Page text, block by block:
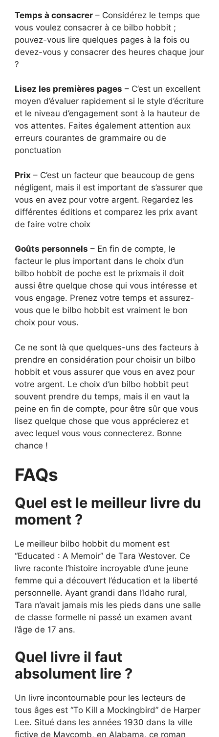
Temps à consacrer – Considérez le temps que
vous voulez consacrer à ce bilbo hobbit ;
pouvez-vous lire quelques pages à la fois ou
devez-vous y consacrer des heures chaque jour
?
Lisez les premières pages – C’est un excellent
moyen d’évaluer rapidement si le style d’écriture
et le niveau d’engagement sont à la hauteur de
vos attentes. Faites également attention aux
erreurs courantes de grammaire ou de
ponctuation
Prix – C’est un facteur que beaucoup de gens
négligent, mais il est important de s’assurer que
vous en avez pour votre argent. Regardez les
différentes éditions et comparez les prix avant
de faire votre choix
Goûts personnels – En fin de compte, le
facteur le plus important dans le choix d’un
bilbo hobbit de poche est le prixmais il doit
aussi être quelque chose qui vous intéresse et
vous engage. Prenez votre temps et assurez-
vous que le bilbo hobbit est vraiment le bon
choix pour vous.
Ce ne sont là que quelques-uns des facteurs à
prendre en considération pour choisir un bilbo
hobbit et vous assurer que vous en avez pour
votre argent. Le choix d’un bilbo hobbit peut
souvent prendre du temps, mais il en vaut la
peine en fin de compte, pour être sûr que vous
lisez quelque chose que vous apprécierez et
avec lequel vous vous connecterez. Bonne
chance !
FAQs
Quel est le meilleur livre du
moment ?
Le meilleur bilbo hobbit du moment est
“Educated : A Memoir” de Tara Westover. Ce
livre raconte l’histoire incroyable d’une jeune
femme qui a découvert l’éducation et la liberté
personnelle. Ayant grandi dans l’Idaho rural,
Tara n’avait jamais mis les pieds dans une salle
de classe formelle ni passé un examen avant
l’âge de 17 ans.
Quel livre il faut
absolument lire ?
Un livre incontournable pour les lecteurs de
tous âges est “To Kill a Mockingbird” de Harper
Lee. Situé dans les années 1930 dans la ville
fictive de Maycomb, en Alabama, ce roman